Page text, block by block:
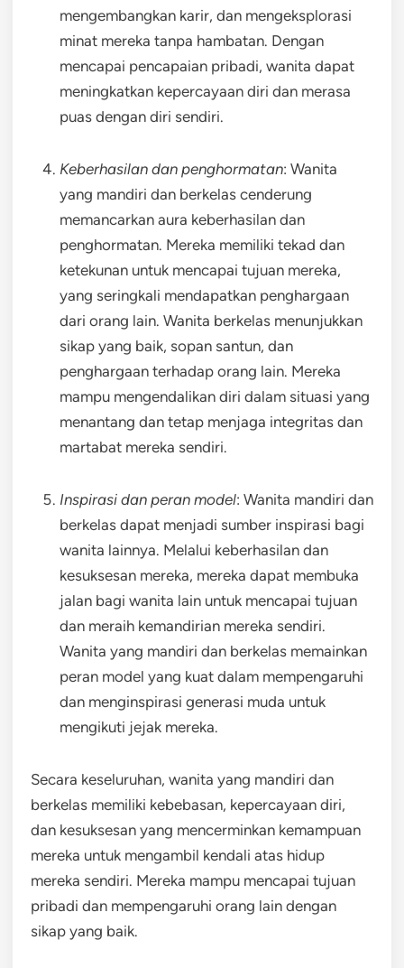
mengembangkan karir, dan mengeksplorasi
minat mereka tanpa hambatan. Dengan
mencapai pencapaian pribadi, wanita dapat
meningkatkan kepercayaan diri dan merasa
puas dengan diri sendiri.
Keberhasilan dan penghormatan: Wanita
yang mandiri dan berkelas cenderung
memancarkan aura keberhasilan dan
penghormatan. Mereka memiliki tekad dan
ketekunan untuk mencapai tujuan mereka,
yang seringkali mendapatkan penghargaan
dari orang lain. Wanita berkelas menunjukkan
sikap yang baik, sopan santun, dan
penghargaan terhadap orang lain. Mereka
mampu mengendalikan diri dalam situasi yang
menantang dan tetap menjaga integritas dan
martabat mereka sendiri.
Inspirasi dan peran model: Wanita mandiri dan
berkelas dapat menjadi sumber inspirasi bagi
wanita lainnya. Melalui keberhasilan dan
kesuksesan mereka, mereka dapat membuka
jalan bagi wanita lain untuk mencapai tujuan
dan meraih kemandirian mereka sendiri.
Wanita yang mandiri dan berkelas memainkan
peran model yang kuat dalam mempengaruhi
dan menginspirasi generasi muda untuk
mengikuti jejak mereka.
Secara keseluruhan, wanita yang mandiri dan
berkelas memiliki kebebasan, kepercayaan diri,
dan kesuksesan yang mencerminkan kemampuan
mereka untuk mengambil kendali atas hidup
mereka sendiri. Mereka mampu mencapai tujuan
pribadi dan mempengaruhi orang lain dengan
sikap yang baik.